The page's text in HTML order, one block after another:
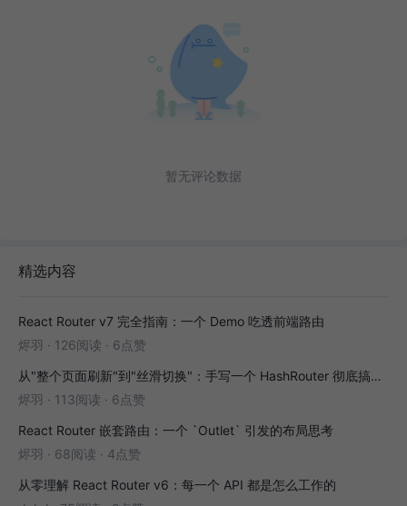
暂无评论数据
精选内容
React Router v7 完全指南：一个 Demo 吃透前端路由
烬羽 · 126阅读 · 6点赞
从"整个页面刷新"到"丝滑切换"：手写一个 HashRouter 彻底搞懂前端路由
烬羽 · 113阅读 · 6点赞
React Router 嵌套路由：一个 `Outlet` 引发的布局思考
烬羽 · 68阅读 · 4点赞
从零理解 React Router v6：每一个 API 都是怎么工作的